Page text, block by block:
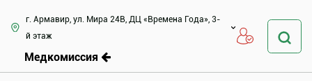
г. Армавир, ул. Мира 24В, ДЦ «Времена Года», 3-
й этаж
Медкомиссия